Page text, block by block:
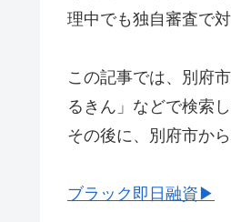
理中でも独自審査で
この記事では、別府
るきん」などで検索
その後に、別府市か
ブラック即日融資▶